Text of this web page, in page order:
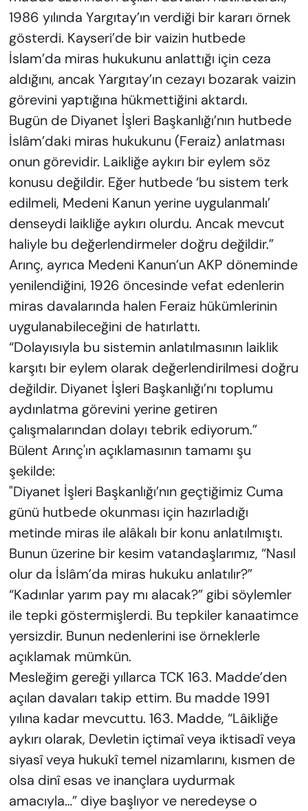
1986 yılında Yargıtay’ın verdiği bir kararı örnek
gösterdi. Kayseri’de bir vaizin hutbede
İslam’da miras hukukunu anlattığı için ceza
aldığını, ancak Yargıtay’ın cezayı bozarak vaizin
görevini yaptığına hükmettiğini aktardı.
Bugün de Diyanet İşleri Başkanlığı’nın hutbede
İslâm’daki miras hukukunu (Feraiz) anlatması
onun görevidir. Laikliğe aykırı bir eylem söz
konusu değildir. Eğer hutbede ‘bu sistem terk
edilmeli, Medeni Kanun yerine uygulanmalı’
denseydi laikliğe aykırı olurdu. Ancak mevcut
haliyle bu değerlendirmeler doğru değildir.”
Arınç, ayrıca Medeni Kanun’un AKP döneminde
yenilendiğini, 1926 öncesinde vefat edenlerin
miras davalarında halen Feraiz hükümlerinin
uygulanabileceğini de hatırlattı.
“Dolayısıyla bu sistemin anlatılmasının laiklik
karşıtı bir eylem olarak değerlendirilmesi doğru
değildir. Diyanet İşleri Başkanlığı’nı toplumu
aydınlatma görevini yerine getiren
çalışmalarından dolayı tebrik ediyorum.”
Bülent Arınç'ın açıklamasının tamamı şu
şekilde:
"Diyanet İşleri Başkanlığı’nın geçtiğimiz Cuma
günü hutbede okunması için hazırladığı
metinde miras ile alâkalı bir konu anlatılmıştı.
Bunun üzerine bir kesim vatandaşlarımız, “Nasıl
olur da İslâm’da miras hukuku anlatılır?”
“Kadınlar yarım pay mı alacak?” gibi söylemler
ile tepki göstermişlerdi. Bu tepkiler kanaatimce
yersizdir. Bunun nedenlerini ise örneklerle
açıklamak mümkün.
Mesleğim gereği yıllarca TCK 163. Madde’den
açılan davaları takip ettim. Bu madde 1991
yılına kadar mevcuttu. 163. Madde, “Lâikliğe
aykırı olarak, Devletin içtimaî veya iktisadî veya
siyasî veya hukukî temel nizamlarını, kısmen de
olsa dinî esas ve inançlara uydurmak
amacıyla…” diye başlıyor ve neredeyse o